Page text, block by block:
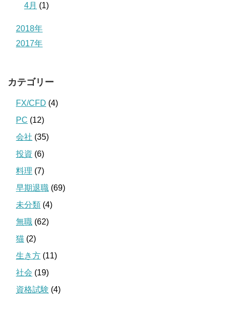
4月 (1)
2018年
2017年
カテゴリー
FX/CFD (4)
PC (12)
会社 (35)
投資 (6)
料理 (7)
早期退職 (69)
未分類 (4)
無職 (62)
猫 (2)
生き方 (11)
社会 (19)
資格試験 (4)